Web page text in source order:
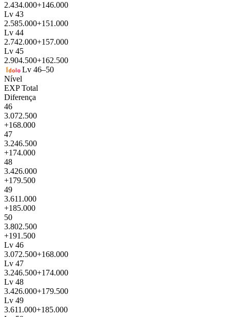
2.434.000+146.000
Lv 43
2.585.000+151.000
Lv 44
2.742.000+157.000
Lv 45
2.904.500+162.500
Lv 46–50
Nível
EXP Total
Diferença
46
3.072.500
+168.000
47
3.246.500
+174.000
48
3.426.000
+179.500
49
3.611.000
+185.000
50
3.802.500
+191.500
Lv 46
3.072.500+168.000
Lv 47
3.246.500+174.000
Lv 48
3.426.000+179.500
Lv 49
3.611.000+185.000